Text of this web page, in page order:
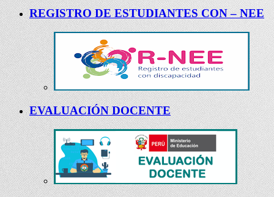
REGISTRO DE ESTUDIANTES CON – NEE
EVALUACIÓN DOCENTE